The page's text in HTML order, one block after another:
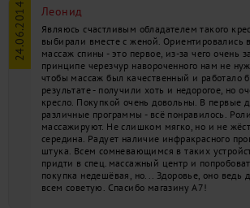
24.06.2014 Леонид
Являюсь счастливым обладателем такого
выбирали вместе с женой. Ориентировались
массаж спины - это первое, из-за чего очень
принципе черезчур навороченного нам не
чтобы массаж был качественный и работало
результате - получили хоть и недорогое, но
кресло. Покупкой очень довольны. В первые
различные программы - всё понравилось.
массажируют. Не слишком мягко, но и не
середина. Радует наличие инфракрасного
штука. Всем сомневающимся в таких
придти в спец.массажный центр и
покупка недешёвая, но... Здоровье, оно ведь
всем советую. Спасибо магазину А7!